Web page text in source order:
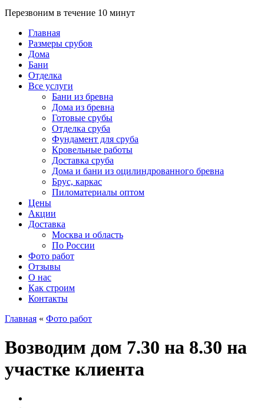
Перезвоним в течение 10 минут
Главная
Размеры срубов
Дома
Бани
Отделка
Все услуги
Бани из бревна
Дома из бревна
Готовые срубы
Отделка сруба
Фундамент для сруба
Кровельные работы
Доставка сруба
Дома и бани из оцилиндрованного бревна
Брус, каркас
Пиломатериалы оптом
Цены
Акции
Доставка
Москва и область
По России
Фото работ
Отзывы
О нас
Как строим
Контакты
Главная « Фото работ
Возводим дом 7.30 на 8.30 на
участке клиента